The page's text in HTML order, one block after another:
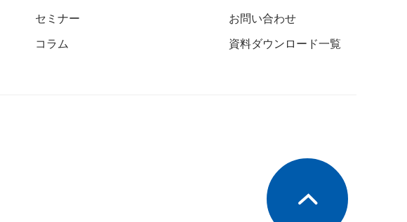
セミナー
コラム
お問い合わせ
資料ダウンロード一覧